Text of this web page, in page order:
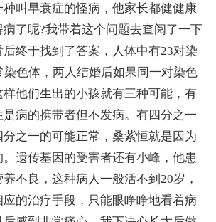
叫早衰症的怪病，他家长都健健康
了呢?我带着这个问题去查阅了一下
终于找到了答案，人体中有23对染
染色体，两人结婚后如果同一对染色
他们生出的小孩就有三种可能，有
病的携带者但不发病。有四分之一
之一的可能正常，桑紫恒就是因为
遗传基因的受害者还有小峰，他患
养不良，这种病人一般活不到20岁，
的治疗手段，只能眼睁睁地看着病